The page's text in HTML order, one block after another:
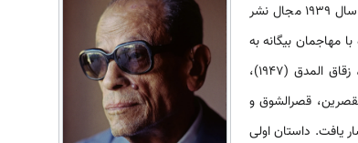
نوشت و اولین داستان‌های بلند او همس الجنون پیشتر،در سال 1938 و عبث الاقدار در سال 1939 مجال نشر
با مهاجمان بیگانه به
الجدیدة (1945)، خان الخلیلی (1946)، زقاق المدق (1947)،
القصرین، قصرالشوق و
نجیب محفوظ است که در فاصله سال‌های 1956 و 1957 انتشار یافت. داستان اولی